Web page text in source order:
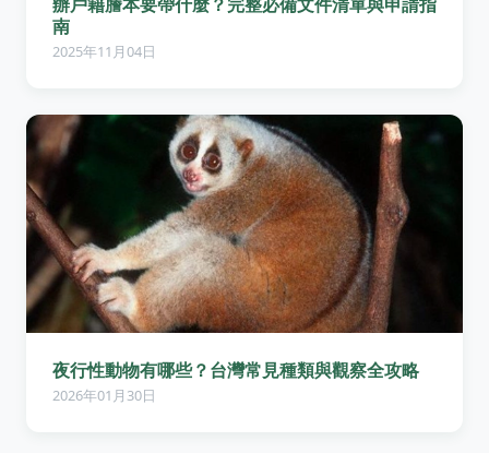
南
2025年11月04日
夜行性動物有哪些？台灣常見種類與觀察全攻略
2026年01月30日